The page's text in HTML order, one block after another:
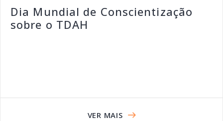
Dia Mundial de Conscientização
sobre o TDAH
VER MAIS